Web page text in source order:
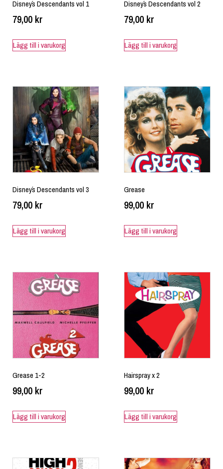
Disney´s Descendants vol 1
79,00 kr
Lägg till i varukorg
Disney´s Descendants vol 2
79,00 kr
Lägg till i varukorg
Disney´s Descendants vol 3
79,00 kr
Lägg till i varukorg
Grease
99,00 kr
Lägg till i varukorg
Grease 1-2
99,00 kr
Lägg till i varukorg
Hairspray x 2
99,00 kr
Lägg till i varukorg